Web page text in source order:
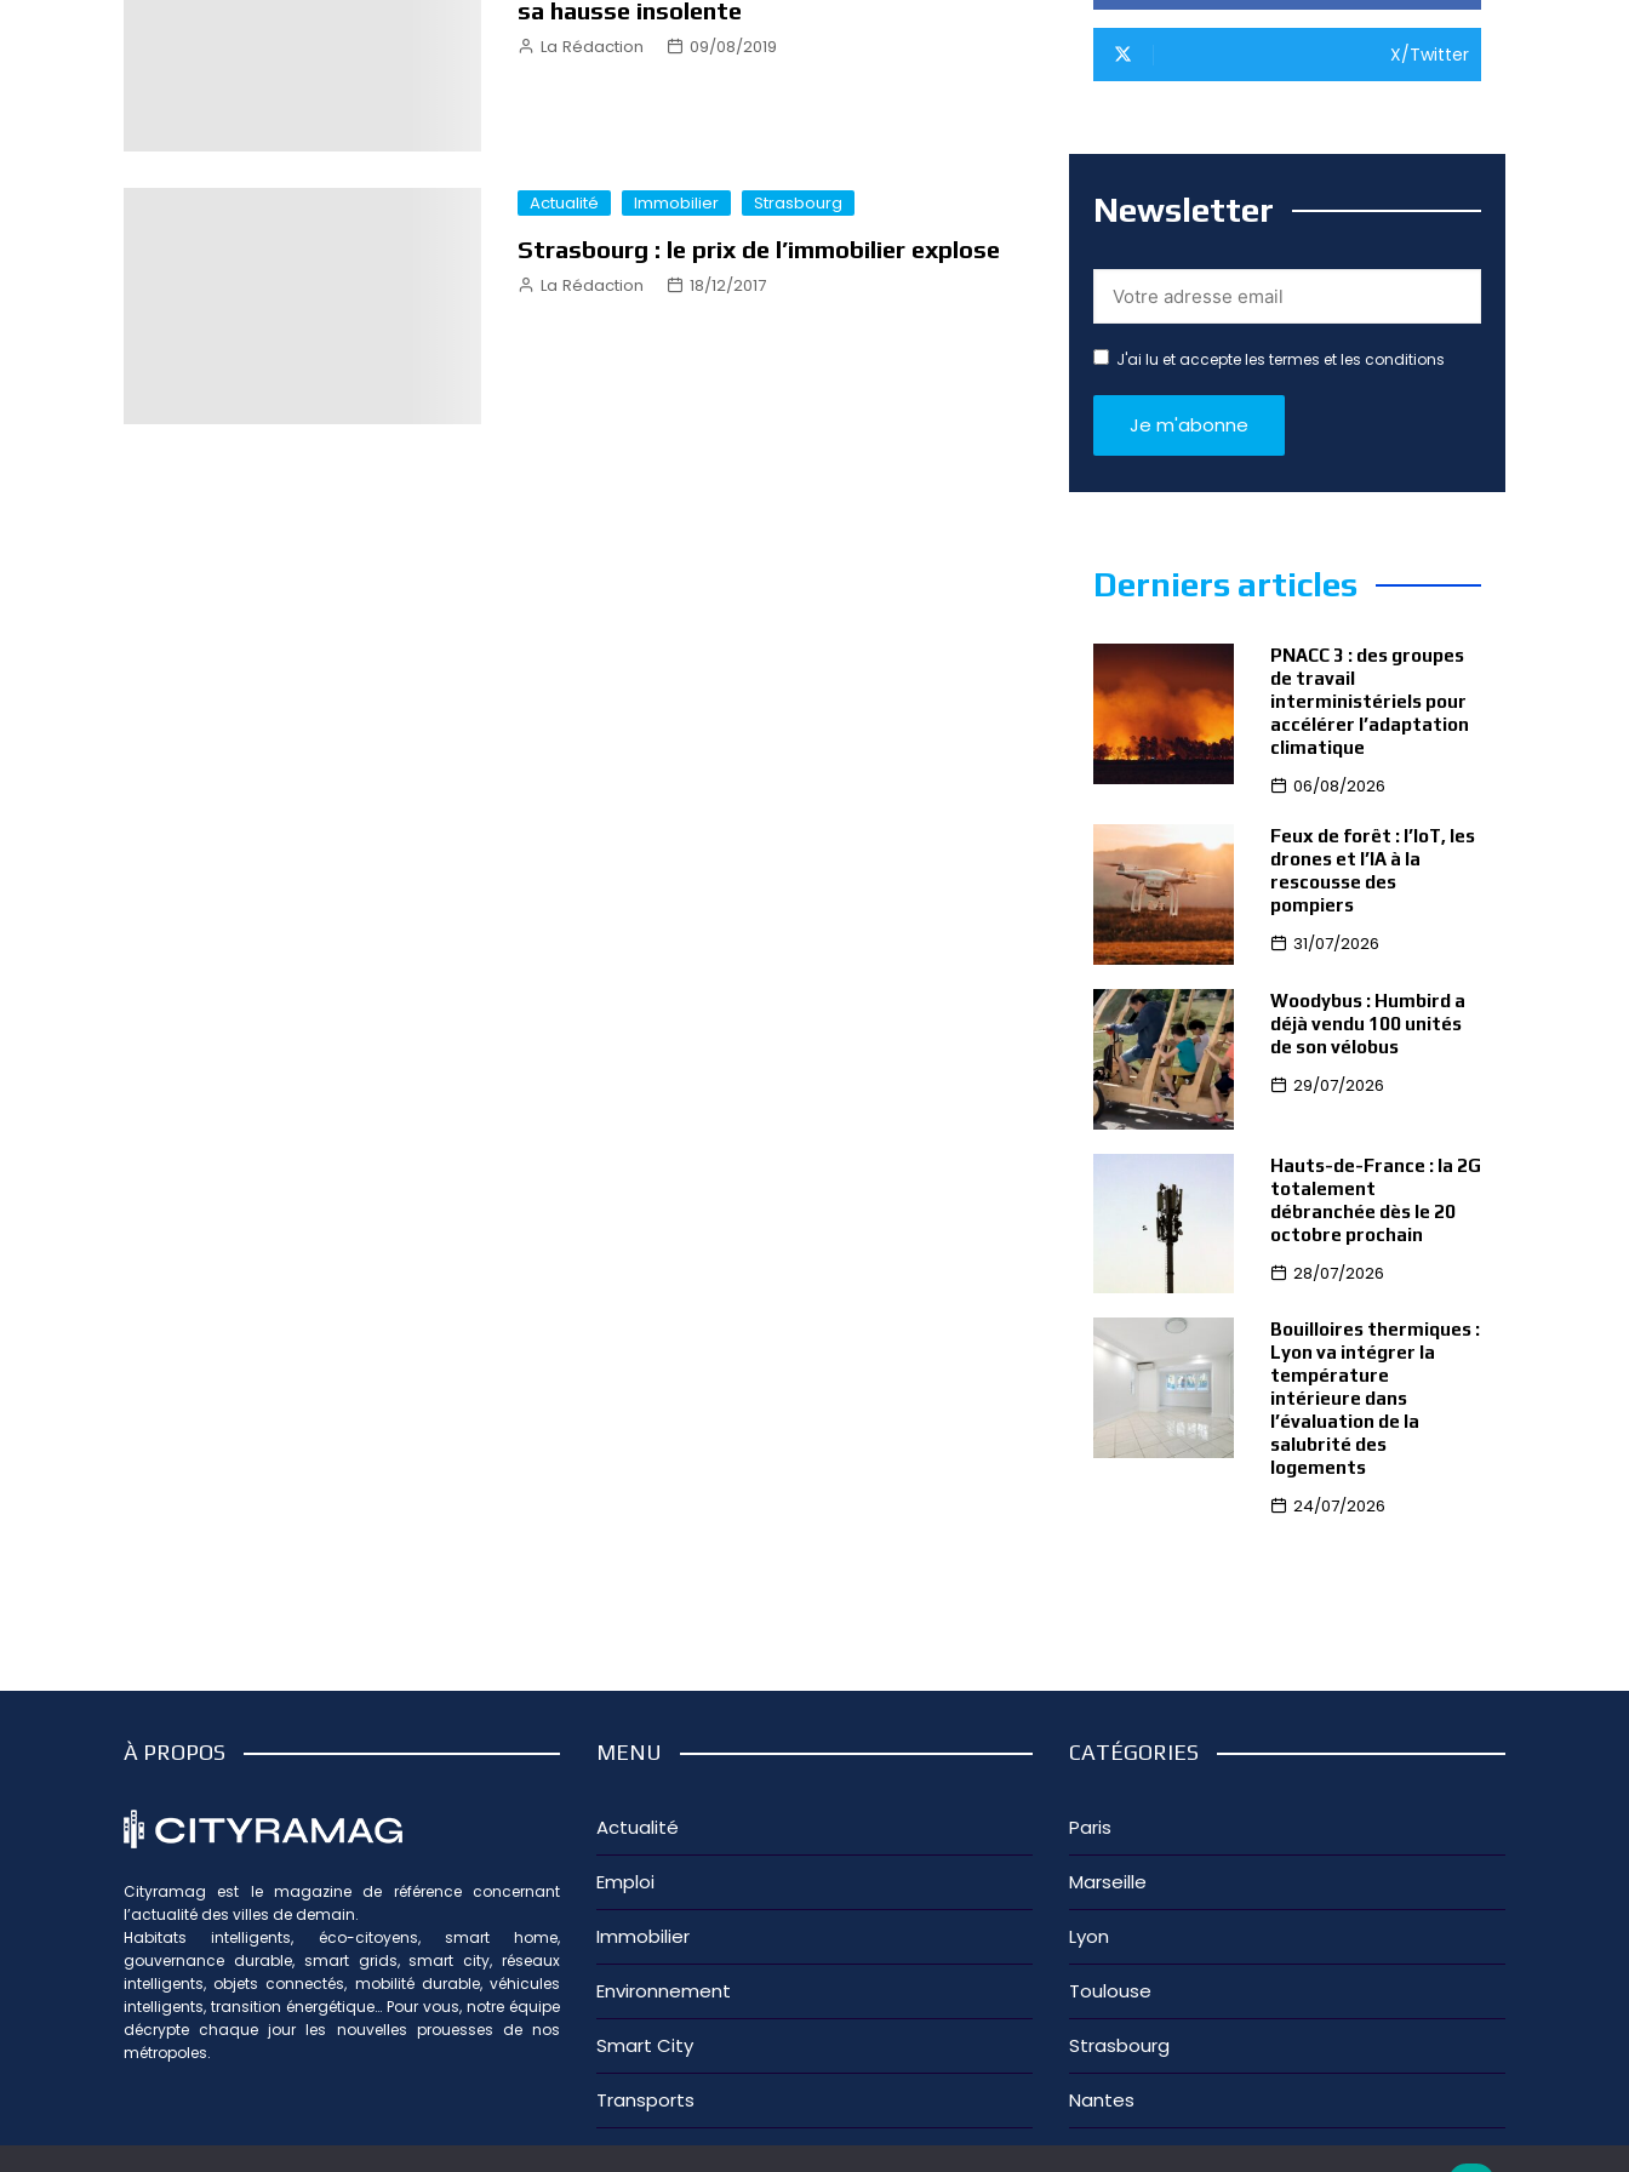
sa hausse insolente
La Rédaction 09/08/2019
Actualité Immobilier Strasbourg
Strasbourg : le prix de l’immobilier explose
La Rédaction 18/12/2017
X/Twitter
Newsletter
J'ai lu et accepte les termes et les conditions
Derniers articles
PNACC 3 : des groupes
de travail
interministériels pour
accélérer l’adaptation
climatique
06/08/2026
Feux de forêt : l’IoT, les
drones et l’IA à la
rescousse des
pompiers
31/07/2026
Woodybus : Humbird a
déjà vendu 100 unités
de son vélobus
29/07/2026
Hauts-de-France : la 2G
totalement
débranchée dès le 20
octobre prochain
28/07/2026
Bouilloires thermiques :
Lyon va intégrer la
température
intérieure dans
l’évaluation de la
salubrité des
logements
24/07/2026
À PROPOS
Cityramag est le magazine de référence concernant
l’actualité des villes de demain.
Habitats intelligents, éco-citoyens, smart home,
gouvernance durable, smart grids, smart city, réseaux
intelligents, objets connectés, mobilité durable, véhicules
intelligents, transition énergétique… Pour vous, notre équipe
décrypte chaque jour les nouvelles prouesses de nos
métropoles.
MENU
Actualité
Emploi
Immobilier
Environnement
Smart City
Transports
CATÉGORIES
Paris
Marseille
Lyon
Toulouse
Strasbourg
Nantes